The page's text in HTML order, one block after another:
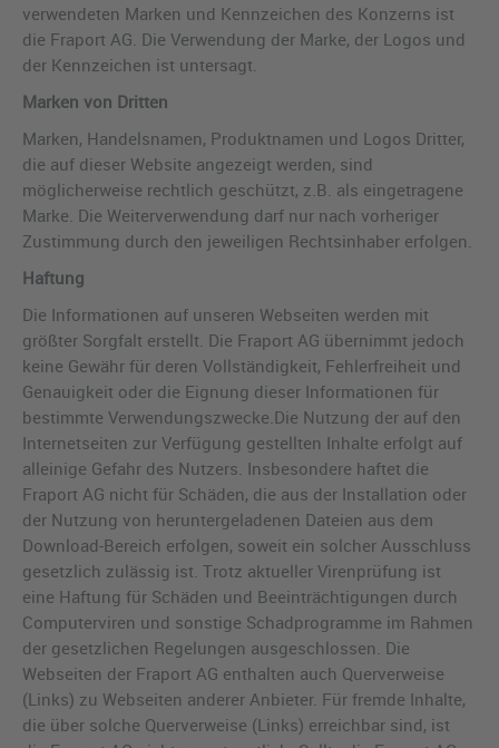
verwendeten Marken und Kennzeichen des Konzerns ist
die Fraport AG. Die Verwendung der Marke, der Logos und
der Kennzeichen ist untersagt.
Marken von Dritten
Marken, Handelsnamen, Produktnamen und Logos Dritter,
die auf dieser Website angezeigt werden, sind
möglicherweise rechtlich geschützt, z.B. als eingetragene
Marke. Die Weiterverwendung darf nur nach vorheriger
Zustimmung durch den jeweiligen Rechtsinhaber erfolgen.
Haftung
Die Informationen auf unseren Webseiten werden mit
größter Sorgfalt erstellt. Die Fraport AG übernimmt jedoch
keine Gewähr für deren Vollständigkeit, Fehlerfreiheit und
Genauigkeit oder die Eignung dieser Informationen für
bestimmte Verwendungszwecke.Die Nutzung der auf den
Internetseiten zur Verfügung gestellten Inhalte erfolgt auf
alleinige Gefahr des Nutzers. Insbesondere haftet die
Fraport AG nicht für Schäden, die aus der Installation oder
der Nutzung von heruntergeladenen Dateien aus dem
Download-Bereich erfolgen, soweit ein solcher Ausschluss
gesetzlich zulässig ist. Trotz aktueller Virenprüfung ist
eine Haftung für Schäden und Beeinträchtigungen durch
Computerviren und sonstige Schadprogramme im Rahmen
der gesetzlichen Regelungen ausgeschlossen. Die
Webseiten der Fraport AG enthalten auch Querverweise
(Links) zu Webseiten anderer Anbieter. Für fremde Inhalte,
die über solche Querverweise (Links) erreichbar sind, ist